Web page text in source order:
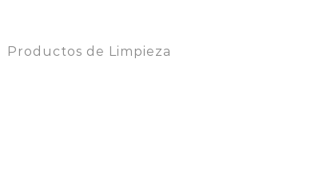
Productos de Limpieza